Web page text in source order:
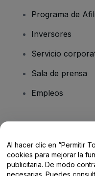
Programa de
Inversores
Servicio
Sala de prensa
Empleos
Centro de
Al hacer clic en “Permitir
cookies para mejorar la
publicitaria. De modo
necesarias. Puedes